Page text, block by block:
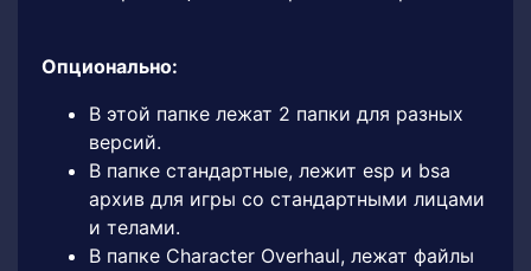
Опционально:
В этой папке лежат 2 папки для разных
версий.
В папке стандартные, лежит esp и bsa
архив для игры со стандартными лицами
и телами.
В папке Character Overhaul, лежат файлы